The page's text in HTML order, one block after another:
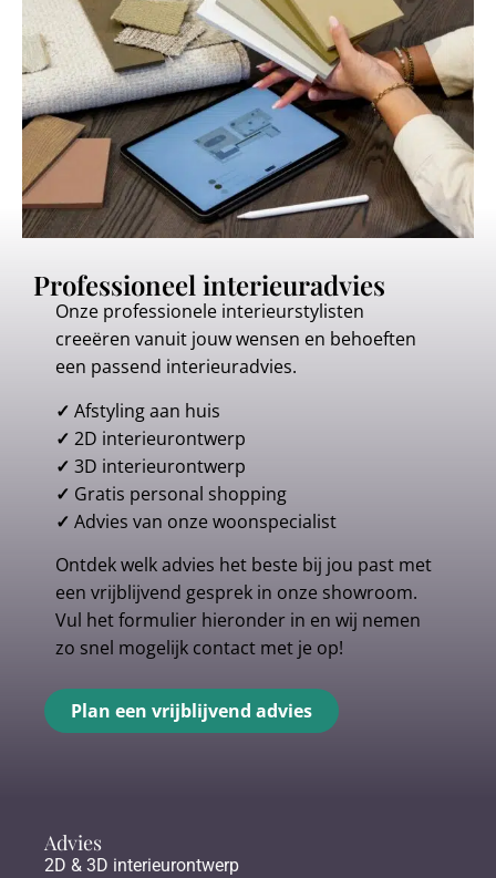
Professioneel interieuradvies
Onze professionele interieurstylisten
creeëren vanuit jouw wensen en behoeften
een passend interieuradvies.
✓ Afstyling aan huis
✓ 2D interieurontwerp
✓ 3D interieurontwerp
✓ Gratis personal shopping
✓ Advies van onze woonspecialist
Ontdek welk advies het beste bij jou past met
een vrijblijvend gesprek in onze showroom.
Vul het formulier hieronder in en wij nemen
zo snel mogelijk contact met je op!
Plan een vrijblijvend advies
Advies
2D & 3D interieurontwerp